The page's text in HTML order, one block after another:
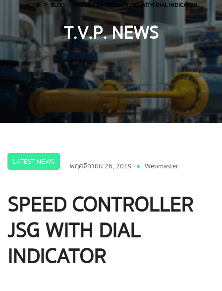
HOME BLOG SPEED CONTROLLER JSG WITH DIAL INDICATOR
T.V.P. NEWS
LATEST NEWS พฤศจิกายน 26, 2019 Webmaster
SPEED CONTROLLER
JSG WITH DIAL
INDICATOR